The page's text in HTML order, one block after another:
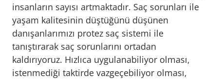
insanların sayısı artmaktadır. Saç sorunları ile
yaşam kalitesinin düştüğünü düşünen
danışanlarımızı protez saç sistemi ile
tanıştırarak saç sorunlarını ortadan
kaldırıyoruz. Hızlıca uygulanabiliyor olması,
istenmediği taktirde vazgeçebiliyor olması,